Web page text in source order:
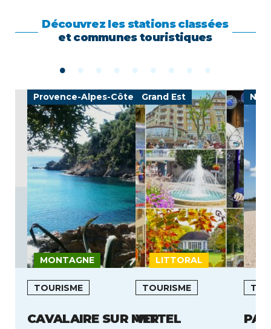
Découvrez les stations classées
et communes touristiques
MONTAGNE
Provence-Alpes-Côte d'Azur
LITTORAL
TOURISME
CAVALAIRE SUR MER
Grand Est
TOURISME
VITTEL